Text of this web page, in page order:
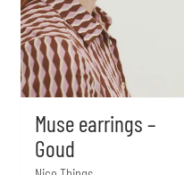
Muse earrings –
Goud